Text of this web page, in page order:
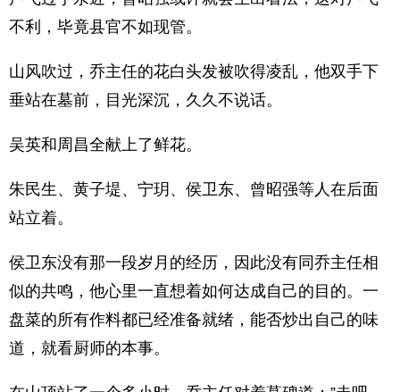
不利，毕竟县官不如现管。
山风吹过，乔主任的花白头发被吹得凌乱，他双手下
垂站在墓前，目光深沉，久久不说话。
吴英和周昌全献上了鲜花。
朱民生、黄子堤、宁玥、侯卫东、曾昭强等人在后面
站立着。
侯卫东没有那一段岁月的经历，因此没有同乔主任相
似的共鸣，他心里一直想着如何达成自己的目的。一
盘菜的所有作料都已经准备就绪，能否炒出自己的味
道，就看厨师的本事。